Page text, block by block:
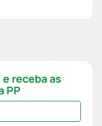
receba as
PP